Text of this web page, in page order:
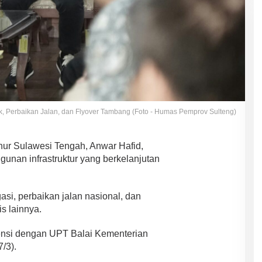
Perbaikan Jalan, dan Flyover Tambang (Foto - Humas Pemprov Sulteng)
Sulawesi Tengah, Anwar Hafid,
infrastruktur yang berkelanjutan
perbaikan jalan nasional, dan
lainnya.
dengan UPT Balai Kementerian
3).